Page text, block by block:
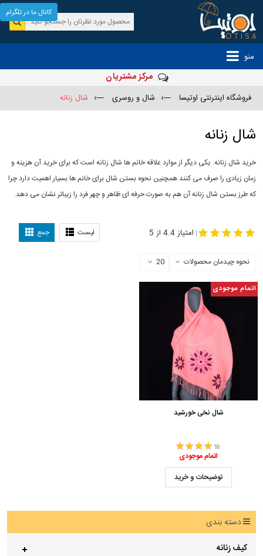
منو
مرکز مشتریان
فروشگاه اینترنتی اوتیسا —› شال و روسری —› شال زنانه
شال زنانه
خرید شال زنانه. یکی دیگر از موارد علاقه خانم ها شال زنانه است که برای خرید آن هزینه و
زمان زیادی را صرف می کنند همچنین نحوه بستن شال برای خانم ها بسیار اهمیت دارد چرا
که طرز بستن شال زنانه آن هم به صورت حرفه ای ظاهر و چهر فرد را زیباتر نشان می دهد.
لیست جمع | امتیاز 4.4 از 5
نحوه چیدمان محصولات 20
اتمام موجودی
شال نخی خورشید
اتمام موجودی
توضیحات و خرید
دسته بندی
کیف زنانه
کانال ما در تلگرام